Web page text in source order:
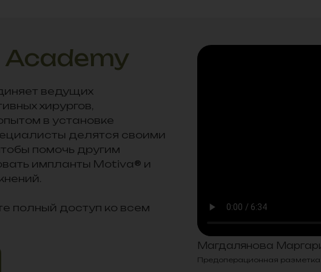
Academy
ведущих
хирургов,
в установке
делятся своими
помочь другим
импланты Motiva® и
полный доступ ко всем
Магдалянова
Предоперационная разметка